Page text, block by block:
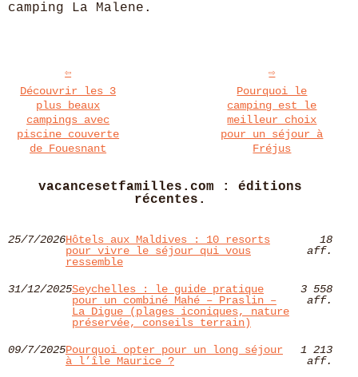
camping La Malene.
Découvrir les 3
plus beaux
campings avec
piscine couverte
de Fouesnant
Pourquoi le
camping est le
meilleur choix
pour un séjour à
Fréjus
vacancesetfamilles.com : éditions
récentes.
25/7/2026Hôtels aux Maldives : 10 resorts
pour vivre le séjour qui vous
ressemble
18
aff.
31/12/2025Seychelles : le guide pratique
pour un combiné Mahé – Praslin –
La Digue (plages iconiques, nature
préservée, conseils terrain)
3 558
aff.
09/7/2025Pourquoi opter pour un long séjour
à l’île Maurice ?
1 213
aff.